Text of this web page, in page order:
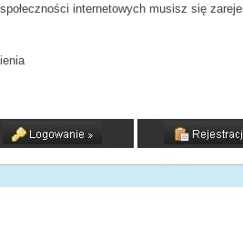
internetowych musisz się